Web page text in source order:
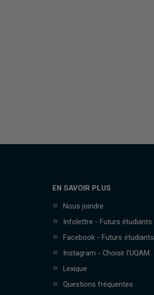
EN SAVOIR PLUS
Nous joindre
Infolettre - Futurs étudiants
Facebook - Futurs étudiants
Instagram - Choisir l'UQAM
Lexique
Questions fréquentes